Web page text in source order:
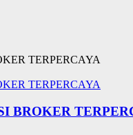
BROKER